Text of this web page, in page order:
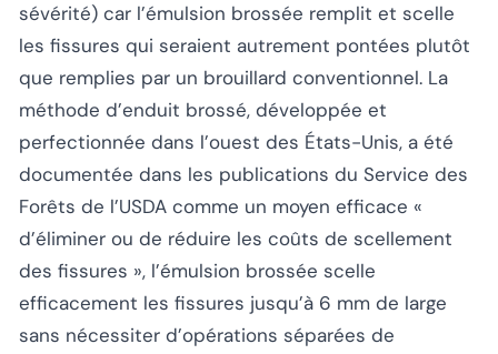
sévérité) car l’émulsion brossée remplit et scelle
les fissures qui seraient autrement pontées plutôt
que remplies par un brouillard conventionnel. La
méthode d’enduit brossé, développée et
perfectionnée dans l’ouest des États-Unis, a été
documentée dans les publications du Service des
Forêts de l’USDA comme un moyen efficace «
d’éliminer ou de réduire les coûts de scellement
des fissures », l’émulsion brossée scelle
efficacement les fissures jusqu’à 6 mm de large
sans nécessiter d’opérations séparées de